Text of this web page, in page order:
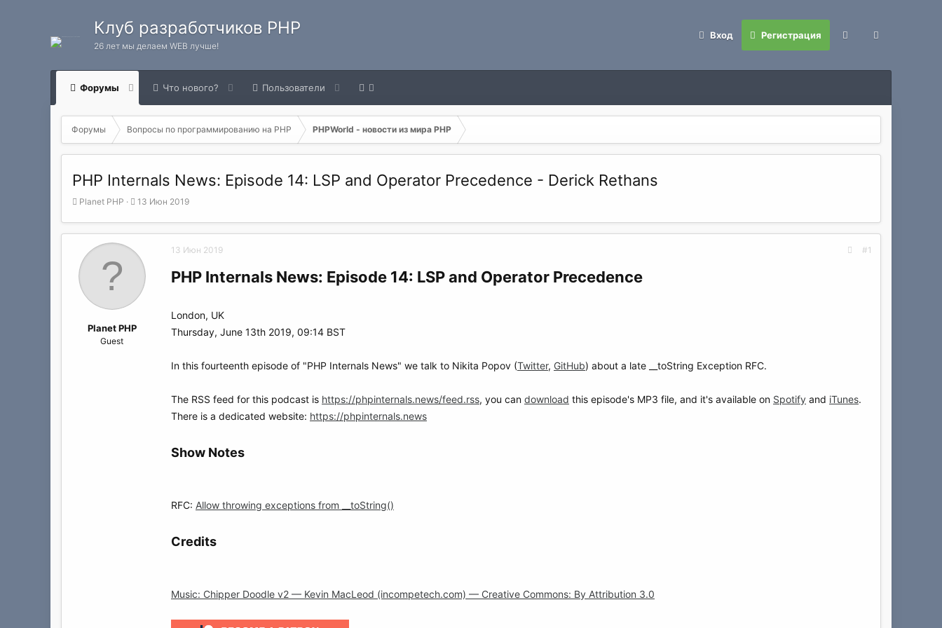
Клуб разработчиков PHP
26 лет мы делаем WEB лучше!
Вход Регистрация
Форумы Что нового? Пользователи
Форумы Вопросы по программированию на РНР PHPWorld - новости из мира PHP
PHP Internals News: Episode 14: LSP and Operator Precedence - Derick Rethans
А
т
т
е
м
Planet PHP
Д
т
н
а
а
л
13 Июн 2019
Planet PHP
Guest
13 Июн 2019 #1
PHP Internals News: Episode 14: LSP and Operator Precedence
London, UK
Thursday, June 13th 2019, 09:14 BST
In this fourteenth episode of "PHP Internals News" we talk to Nikita Popov (Twitter, GitHub) about a late __toString Exception RFC.
The RSS feed for this podcast is https://phpinternals.news/feed.rss, you can download this episode's MP3 file, and it's available on Spotify and iTunes.
There is a dedicated website: https://phpinternals.news
Show Notes
RFC: Allow throwing exceptions from __toString()
Credits
Music: Chipper Doodle v2 — Kevin MacLeod (incompetech.com) — Creative Commons: By Attribution 3.0